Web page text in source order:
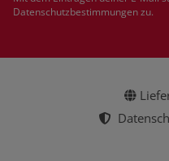
Datenschutzbestimmungenzu.